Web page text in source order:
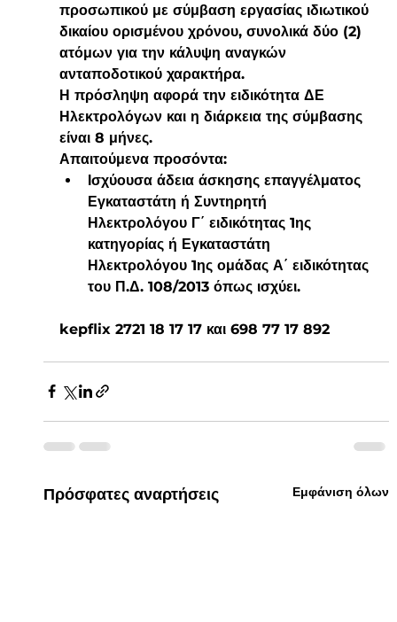
προσωπικού με σύμβαση εργασίας ιδιωτικού
δικαίου ορισμένου χρόνου, συνολικά δύο (2)
ατόμων για την κάλυψη αναγκών
ανταποδοτικού χαρακτήρα.
Η πρόσληψη αφορά την ειδικότητα ΔΕ
Ηλεκτρολόγων και η διάρκεια της σύμβασης
είναι 8 μήνες.
Απαιτούμενα προσόντα:
Ισχύουσα άδεια άσκησης επαγγέλματος
Εγκαταστάτη ή Συντηρητή
Ηλεκτρολόγου Γ΄ ειδικότητας 1ης
κατηγορίας ή Εγκαταστάτη
Ηλεκτρολόγου 1ης ομάδας Α΄ ειδικότητας
του Π.Δ. 108/2013 όπως ισχύει.
kepflix 2721 18 17 17 και 698 77 17 892
Πρόσφατες αναρτήσεις Εμφάνιση όλων